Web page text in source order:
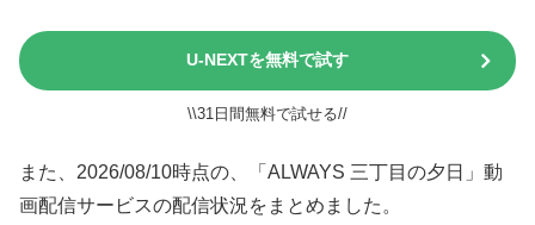
U-NEXTを無料で試す
\\31日間無料で試せる//
また、2026/08/10時点の、「ALWAYS 三丁目の夕日‎」動
画配信サービスの配信状況をまとめました。